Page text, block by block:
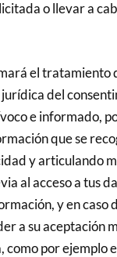
o llevar a
el tratamiento
del
e informado,
que se
y articulando
al acceso a tus
y en caso
a su aceptación
por ejemplo